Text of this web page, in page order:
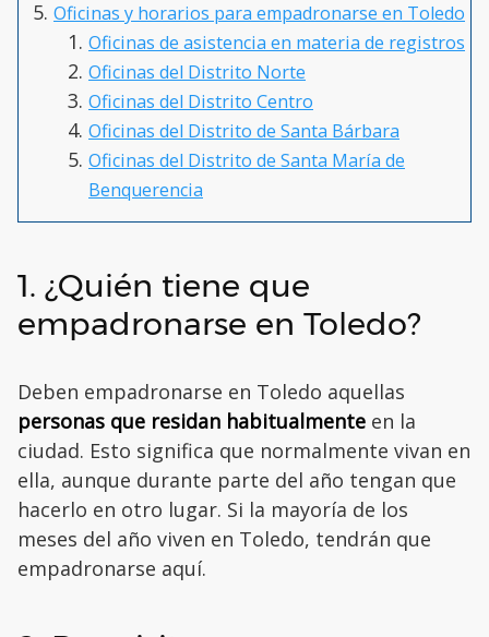
Oficinas y horarios para empadronarse en Toledo
Oficinas de asistencia en materia de registros
Oficinas del Distrito Norte
Oficinas del Distrito Centro
Oficinas del Distrito de Santa Bárbara
Oficinas del Distrito de Santa María de
Benquerencia
1. ¿Quién tiene que
empadronarse en Toledo?
Deben empadronarse en Toledo aquellas
personas que residan habitualmente en la
ciudad. Esto significa que normalmente vivan en
ella, aunque durante parte del año tengan que
hacerlo en otro lugar. Si la mayoría de los
meses del año viven en Toledo, tendrán que
empadronarse aquí.